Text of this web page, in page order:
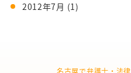
2012年7月 (1)
名古屋で弁護士・法